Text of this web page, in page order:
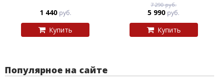
1 440 руб.
Купить
7 290 руб.
5 990 руб.
Купить
Популярное на сайте